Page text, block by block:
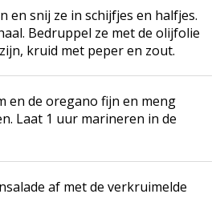
en snij ze in schijfjes en halfjes.
Bedruppel ze met de olijfolie
kruid met peper en zout.
en de oregano fijn en meng
Laat 1 uur marineren in de
af met de verkruimelde